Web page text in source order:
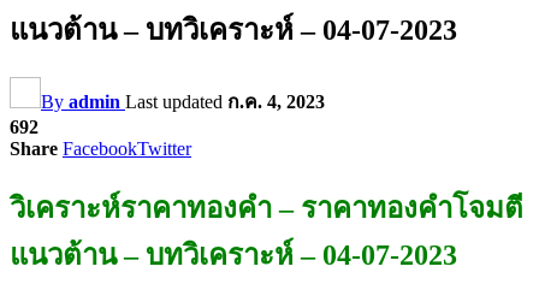
แนวต้าน – บทวิเคราะห์ – 04-07-2023
By admin Last updated ก.ค. 4, 2023
692
Share FacebookTwitter
วิเคราะห์ราคาทองคำ – ราคาทองคำโจมตี
แนวต้าน – บทวิเคราะห์ – 04-07-2023